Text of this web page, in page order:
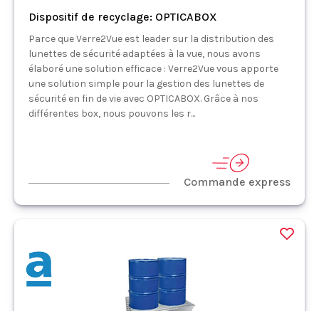
Dispositif de recyclage: OPTICABOX
Parce que Verre2Vue est leader sur la distribution des
lunettes de sécurité adaptées à la vue, nous avons
élaboré une solution efficace : Verre2Vue vous apporte
une solution simple pour la gestion des lunettes de
sécurité en fin de vie avec OPTICABOX. Grâce à nos
différentes box, nous pouvons les r...
Commande express